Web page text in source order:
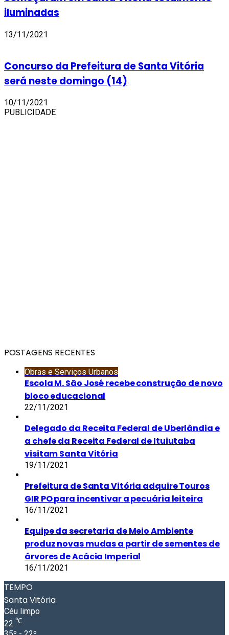
iluminadas
13/11/2021
Concurso da Prefeitura de Santa Vitória
será neste domingo (14)
10/11/2021
PUBLICIDADE
POSTAGENS RECENTES
Obras e Serviços Urbanos
Escola M. São José recebe construção de novo
bloco educacional
22/11/2021
Delegado da Receita Federal de Uberlândia e
a chefe da Receita Federal de Ituiutaba
visitam Santa Vitória
19/11/2021
Prefeitura de Santa Vitória adquire Touros
GIR PO para incentivar a pecuária leiteira
16/11/2021
Equipe da secretaria de Meio Ambiente
produz novas mudas a partir de sementes de
árvores de Acácia Imperial
16/11/2021
TEMPO
Santa Vitória
Céu limpo
22 ℃